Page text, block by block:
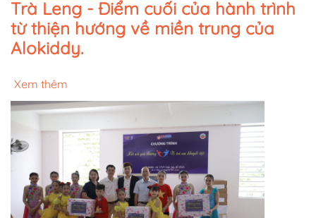
Trà Leng - Điểm cuối của hành trình
từ thiện hướng về miền trung của
Alokiddy.
Xem thêm